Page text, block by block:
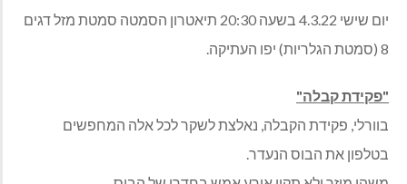
יום שישי 4.3.22 בשעה 20:30 תיאטרון הסמטה סמטת מזל דגים
8 (סמטת הגלריות) יפו העתיקה.
"פקידת קבלה"
בוורלי, פקידת הקבלה, נאלצת לשקר לכל אלה המחפשים
בטלפון את הבוס הנעדר.